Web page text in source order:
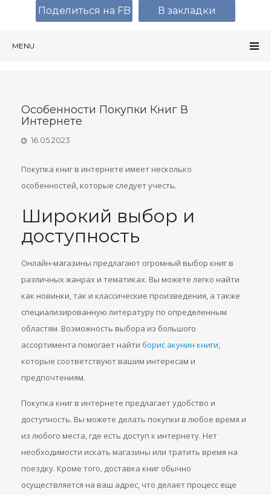
MENU
Особенности Покупки Книг В
Интернете
16.05.2023
Покупка книг в интернете имеет несколько
особенностей, которые следует учесть.
Широкий выбор и
доступность
Онлайн-магазины предлагают огромный выбор книг в
различных жанрах и тематиках. Вы можете легко найти
как новинки, так и классические произведения, а также
специализированную литературу по определенным
областям. Возможность выбора из большого
ассортимента помогает найти борис акунин книги,
которые соответствуют вашим интересам и
предпочтениям.
Покупка книг в интернете предлагает удобство и
доступность. Вы можете делать покупки в любое время и
из любого места, где есть доступ к интернету. Нет
необходимости искать магазины или тратить время на
поездку. Кроме того, доставка книг обычно
осуществляется на ваш адрес, что делает процесс еще
Поделиться на FB В закладки